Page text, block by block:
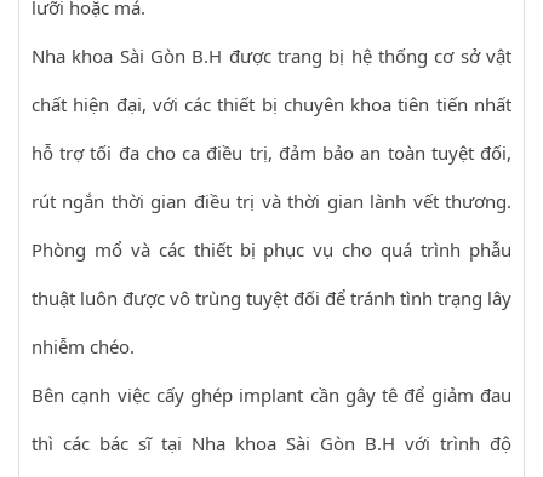
lưỡi hoặc má.
Nha khoa Sài Gòn B.H được trang bị hệ thống cơ sở vật
chất hiện đại, với các thiết bị chuyên khoa tiên tiến nhất
hỗ trợ tối đa cho ca điều trị, đảm bảo an toàn tuyệt đối,
rút ngắn thời gian điều trị và thời gian lành vết thương.
Phòng mổ và các thiết bị phục vụ cho quá trình phẫu
thuật luôn được vô trùng tuyệt đối để tránh tình trạng lây
nhiễm chéo.
Bên cạnh việc cấy ghép implant cần gây tê để giảm đau
thì các bác sĩ tại Nha khoa Sài Gòn B.H với trình độ